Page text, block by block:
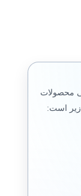
محصولات
زیر است: